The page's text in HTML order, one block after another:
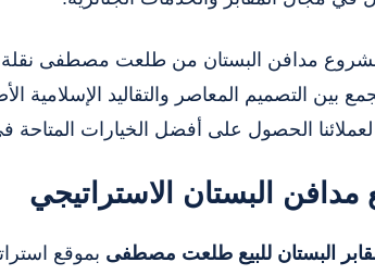
مدافن البستان من طلعت مصطفى نقلة
بين التصميم المعاصر والتقاليد الإسلامية
الحصول على أفضل الخيارات المتاحة
مدافن البستان الاستراتيجي
البستان للبيع طلعت مصطفى بموقع